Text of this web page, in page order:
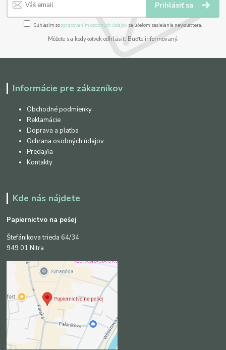
Prihlásiť sa
Súhlasím sospracovaním osobných údajov za účelom zasielania newslettera.
Môžete sa kedykoľvek odhlásiť. Buďte informovaný.
Informácie pre zákazníkov
Obchodné podmienky
Reklamácie
Doprava a platba
Ochrana osobných údajov
Predajňa
Kontakty
Kde nás nájdete
Papiernictvo na pešej
Štefánikova trieda 64/34
949 01 Nitra